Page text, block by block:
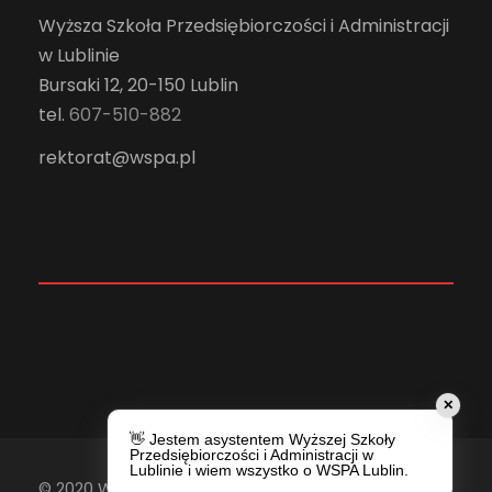
Wyższa Szkoła Przedsiębiorczości i Administracji
w Lublinie
Bursaki 12, 20-150 Lublin
tel. 607-510-882
rektorat@wspa.pl
✕
👋 Jestem asystentem Wyższej Szkoły
Przedsiębiorczości i Administracji w
Lublinie i wiem wszystko o WSPA Lublin.